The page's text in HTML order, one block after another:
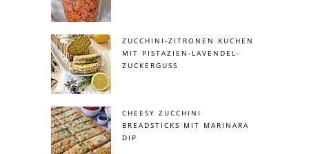
ZUCCHINI-ZITRONEN KUCHEN
MIT PISTAZIEN-LAVENDEL-
ZUCKERGUSS
CHEESY ZUCCHINI
BREADSTICKS MIT MARINARA
DIP